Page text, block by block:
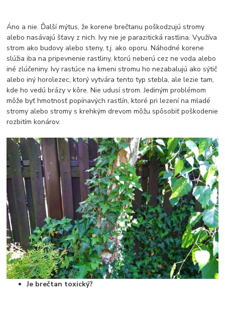
Áno a nie. Ďalší mýtus, že korene brečtanu poškodzujú stromy
alebo nasávajú šťavy z nich. Ivy nie je parazitická rastlina. Využíva
strom ako budovy alebo steny, t.j. ako oporu. Náhodné korene
slúžia iba na pripevnenie rastliny, ktorú neberú cez ne voda alebo
iné zlúčeniny. Ivy rastúce na kmeni stromu ho nezabalujú ako sýtič
alebo iný horolezec, ktorý vytvára tento typ stebla, ale lezie tam,
kde ho vedú brázy v kôre. Nie udusí strom. Jediným problémom
môže byť hmotnosť popínavých rastlín, ktoré pri lezení na mladé
stromy alebo stromy s krehkým drevom môžu spôsobiť poškodenie
rozbitím konárov.
Je brečtan toxický?